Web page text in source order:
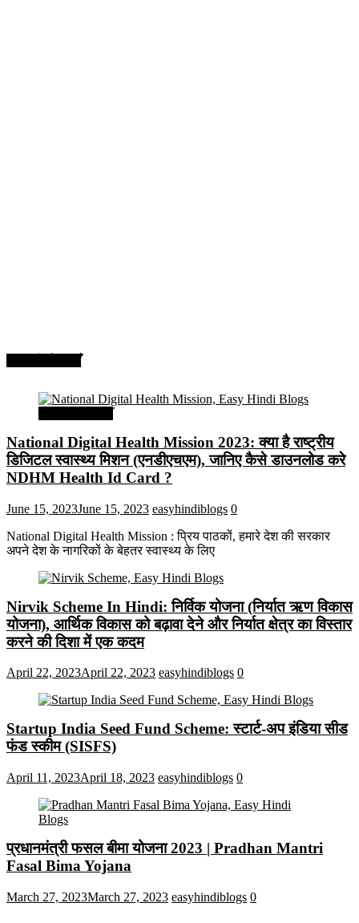
National Digital Health Mission 2023: क्या है राष्ट्रीय
डिजिटल स्वास्थ्य मिशन (एनडीएचएम), जानिए कैसे डाउनलोड करे
NDHM Health Id Card ?
June 15, 2023June 15, 2023 easyhindiblogs 0
National Digital Health Mission : प्रिय पाठकों, हमारे देश की सरकार
अपने देश के नागरिकों के बेहतर स्वास्थ्य के लिए
Nirvik Scheme In Hindi: निर्विक योजना (निर्यात ऋण विकास
योजना), आर्थिक विकास को बढ़ावा देने और निर्यात क्षेत्र का विस्तार
करने की दिशा में एक कदम
April 22, 2023April 22, 2023 easyhindiblogs 0
Startup India Seed Fund Scheme: स्टार्ट-अप इंडिया सीड
फंड स्कीम (SISFS)
April 11, 2023April 18, 2023 easyhindiblogs 0
प्रधानमंत्री फसल बीमा योजना 2023 | Pradhan Mantri
Fasal Bima Yojana
March 27, 2023March 27, 2023 easyhindiblogs 0